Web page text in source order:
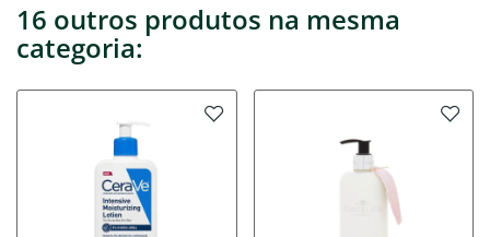
16 outros produtos na mesma
categoria: